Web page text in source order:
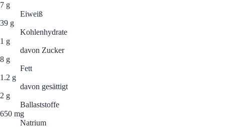
7 g
Eiweiß
39 g
Kohlenhydrate
1 g
davon Zucker
8 g
Fett
1.2 g
davon gesättigt
2 g
Ballaststoffe
650 mg
Natrium